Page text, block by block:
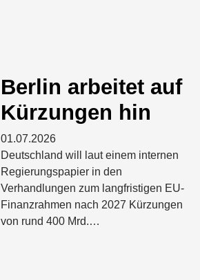
Berlin arbeitet auf
Kürzungen hin
01.07.2026
Deutschland will laut einem internen
Regierungspapier in den
Verhandlungen zum langfristigen EU-
Finanzrahmen nach 2027 Kürzungen
von rund 400 Mrd.…